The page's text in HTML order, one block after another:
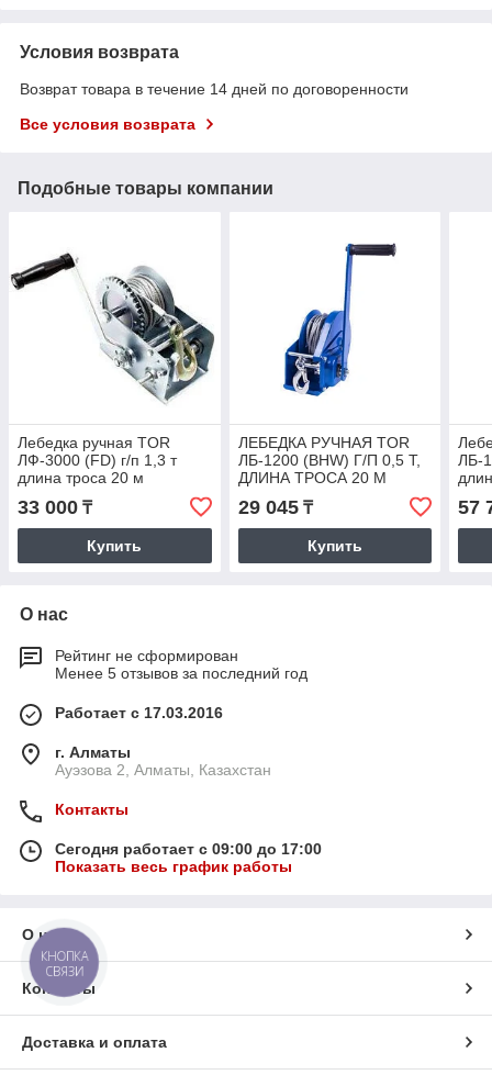
Условия возврата
Возврат товара в течение 14 дней по договоренности
Все условия возврата
Подобные товары компании
Лебедка ручная TOR
ЛФ-3000 (FD) г/п 1,3 т
длина троса 20 м
33 000 ₸
Купить
ЛЕБЕДКА РУЧНАЯ TOR
ЛБ-1200 (BHW) Г/П 0,5 Т,
ДЛИНА ТРОСА 20 М
29 045₸
Купить
ЛБ-
57
О нас
Рейтинг не сформирован
Менее 5 отзывов за последний год
Работает с 17.03.2016
г. Алматы
Ауэзова 2, Алматы, Казахстан
Контакты
Сегодня работает с 09:00 до 17:00
Показать весь график работы
О нас
Контакты
Доставка и оплата
КНОПКА
СВЯЗИ